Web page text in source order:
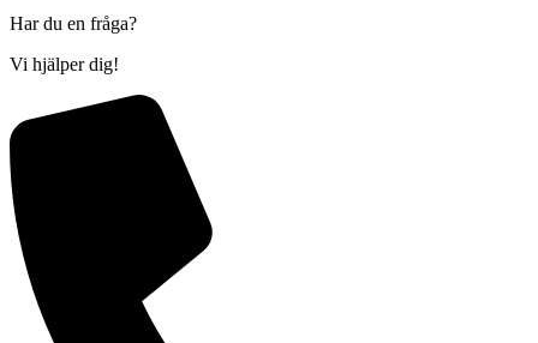
Har du en fråga?
Vi hjälper dig!